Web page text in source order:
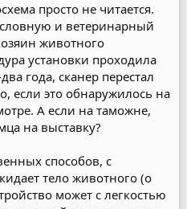
просто не читается.
и ветеринарный
животного
установки проходила
года, сканер перестал
если это обнаружилось на
А если на таможне,
на выставку?
способов, с
тело животного (о
может с легкостью